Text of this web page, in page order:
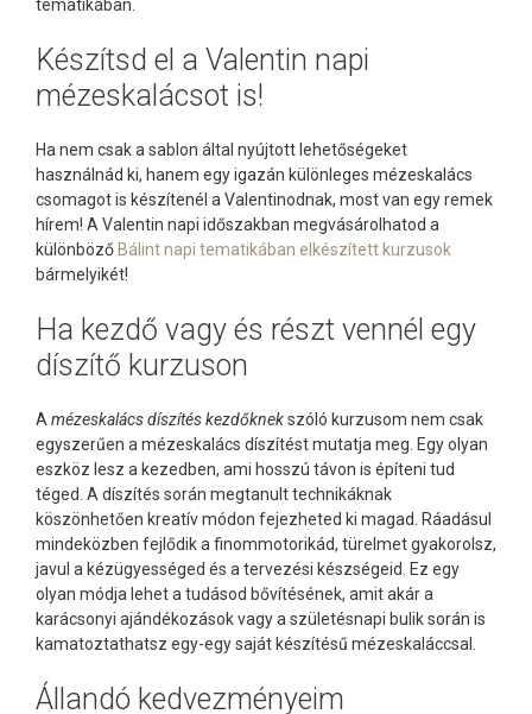
tematikában.
Készítsd el a Valentin napi
mézeskalácsot is!
Ha nem csak a sablon által nyújtott lehetőségeket
használnád ki, hanem egy igazán különleges mézeskalács
csomagot is készítenél a Valentinodnak, most van egy remek
hírem! A Valentin napi időszakban megvásárolhatod a
különböző Bálint napi tematikában elkészített kurzusok
bármelyikét!
Ha kezdő vagy és részt vennél egy
díszítő kurzuson
A mézeskalács díszítés kezdőknekszóló kurzusom nem csak
egyszerűen a mézeskalács díszítést mutatja meg. Egy olyan
eszköz lesz a kezedben, ami hosszú távon is építeni tud
téged. A díszítés során megtanult technikáknak
köszönhetően kreatív módon fejezheted ki magad. Ráadásul
mindeközben fejlődik a finommotorikád, türelmet gyakorolsz,
javul a kézügyességed és a tervezési készségeid. Ez egy
olyan módja lehet a tudásod bővítésének, amit akár a
karácsonyi ajándékozások vagy a születésnapi bulik során is
kamatoztathatsz egy-egy saját készítésű mézeskaláccsal.
Állandó kedvezményeim